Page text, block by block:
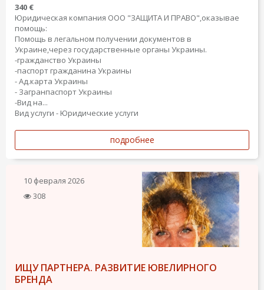
340 €
Юридическая компания ООО "ЗАЩИТА И ПРАВО",оказывае
помощь:
Помощь в легальном получении документов в
Украине,через государственные органы Украины.
-гражданство Украины
-паспорт гражданина Украины
- Ад.карта Украины
- Загранпаспорт Украины
-Вид на...
Вид услуги - Юридические услуги
подробнее
10 февраля 2026
308
ИЩУ ПАРТНЕРА. РАЗВИТИЕ ЮВЕЛИРНОГО
БРЕНДА